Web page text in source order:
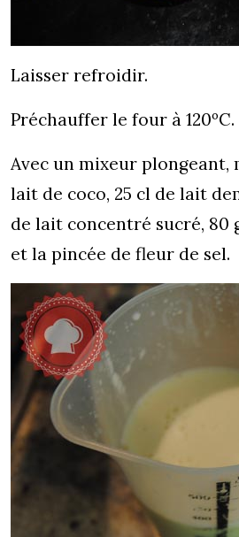
Laisser refroidir.
Préchauffer le four à 120ºC.
Avec un mixeur plongeant,
lait de coco, 25 cl de lait
de lait concentré sucré, 80
et la pincée de fleur de sel.